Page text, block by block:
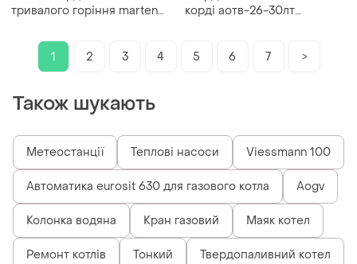
тривалого горіння marten
корді аотв-26-30лт
1 2 3 4 5 6 7 >
Також шукають
Метеостанції Теплові насоси Viessmann 100
Автоматика eurosit 630 для газового котла Aogv
Колонка водяна Кран газовий Маяк котел
Ремонт котлів Тонкий Твердопаливний котел